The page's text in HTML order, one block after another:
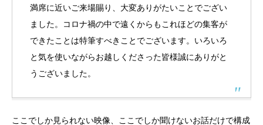
満席に近いご来場賜り、大変ありがたいことでござい
ました。コロナ禍の中で遠くからもこれほどの集客が
できたことは特筆すべきことでございます。いろいろ
と気を使いながらお越しくださった皆様誠にありがと
うございました。
ここでしか見られない映像、ここでしか聞けないお話だけで構成